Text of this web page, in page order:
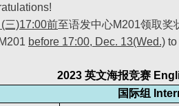
三)17:00前至语发中心M201领取奖
before 17:00, Dec. 13(Wed.) to
2023 英文海报竞赛
国际组